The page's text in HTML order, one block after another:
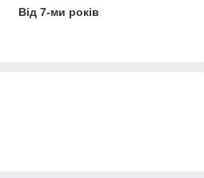
Від 7-ми років